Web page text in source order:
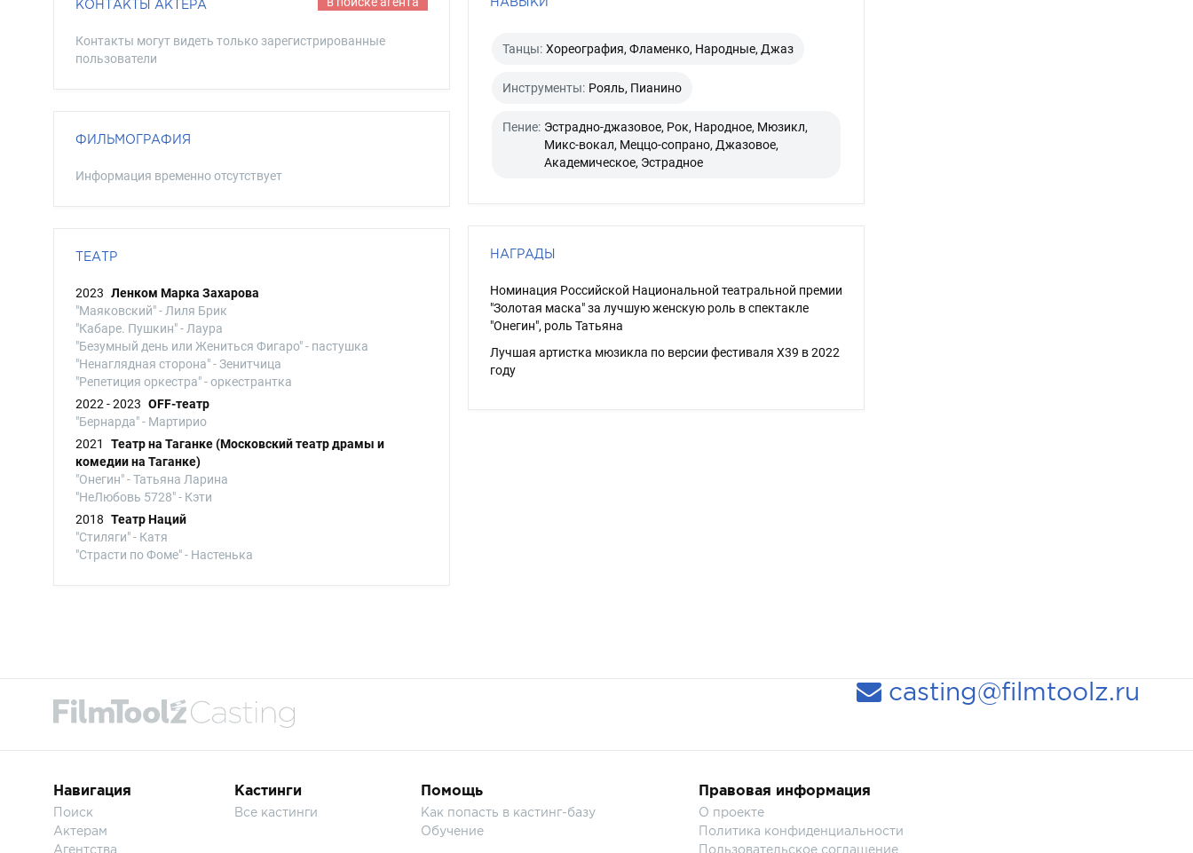
КОНТАКТЫ АКТЁРА
Контакты могут видеть только зарегистрированные
пользователи
ФИЛЬМОГРАФИЯ
Информация временно отсутствует
ТЕАТР
2023 Ленком Марка Захарова
"Маяковский" - Лиля Брик
"Кабаре. Пушкин" - Лаура
"Безумный день или Жениться Фигаро" - пастушка
"Ненаглядная сторона" - Зенитчица
"Репетиция оркестра" - оркестрантка
2022 - 2023 OFF-театр
"Бернарда" - Мартирио
2021
Театр на Таганке (Московский театр драмы и
комедии на Таганке)
"Онегин" - Татьяна Ларина
"НеЛюбовь 5728" - Кэти
2018 Театр Наций
"Стиляги" - Катя
"Страсти по Фоме" - Настенька
Танцы: Хореография, Фламенко, Народные, Джаз
Инструменты: Рояль, Пианино
Пение: Эстрадно-джазовое, Рок, Народное, Мюзикл,
Микс-вокал, Меццо-сопрано, Джазовое,
Академическое, Эстрадное
НАГРАДЫ
Номинация Российской Национальной театральной премии
"Золотая маска" за лучшую женскую роль в спектакле
"Онегин", роль Татьяна
Лучшая артистка мюзикла по версии фестиваля X39 в 2022
году
casting@filmtoolz.ru
Навигация
Поиск
Актерам
Агентства
Кастинги
Все кастинги
Помощь
Как попасть в кастинг-базу
Обучение
Правовая информация
О проекте
Политика конфиденциальности
Пользовательское соглашение